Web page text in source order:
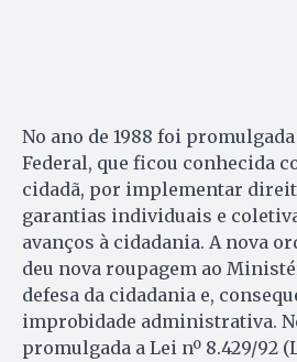
No ano de 1988 foi
Federal, que ficou conhecida
cidadã, por implementar
garantias individuais e
avanços à cidadania. A nova
deu nova roupagem ao
defesa da cidadania e,
improbidade administrativa.
promulgada a Lei nº 8.429/92